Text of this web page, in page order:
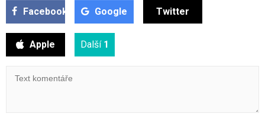
Facebook Google Twitter
Apple Další 1